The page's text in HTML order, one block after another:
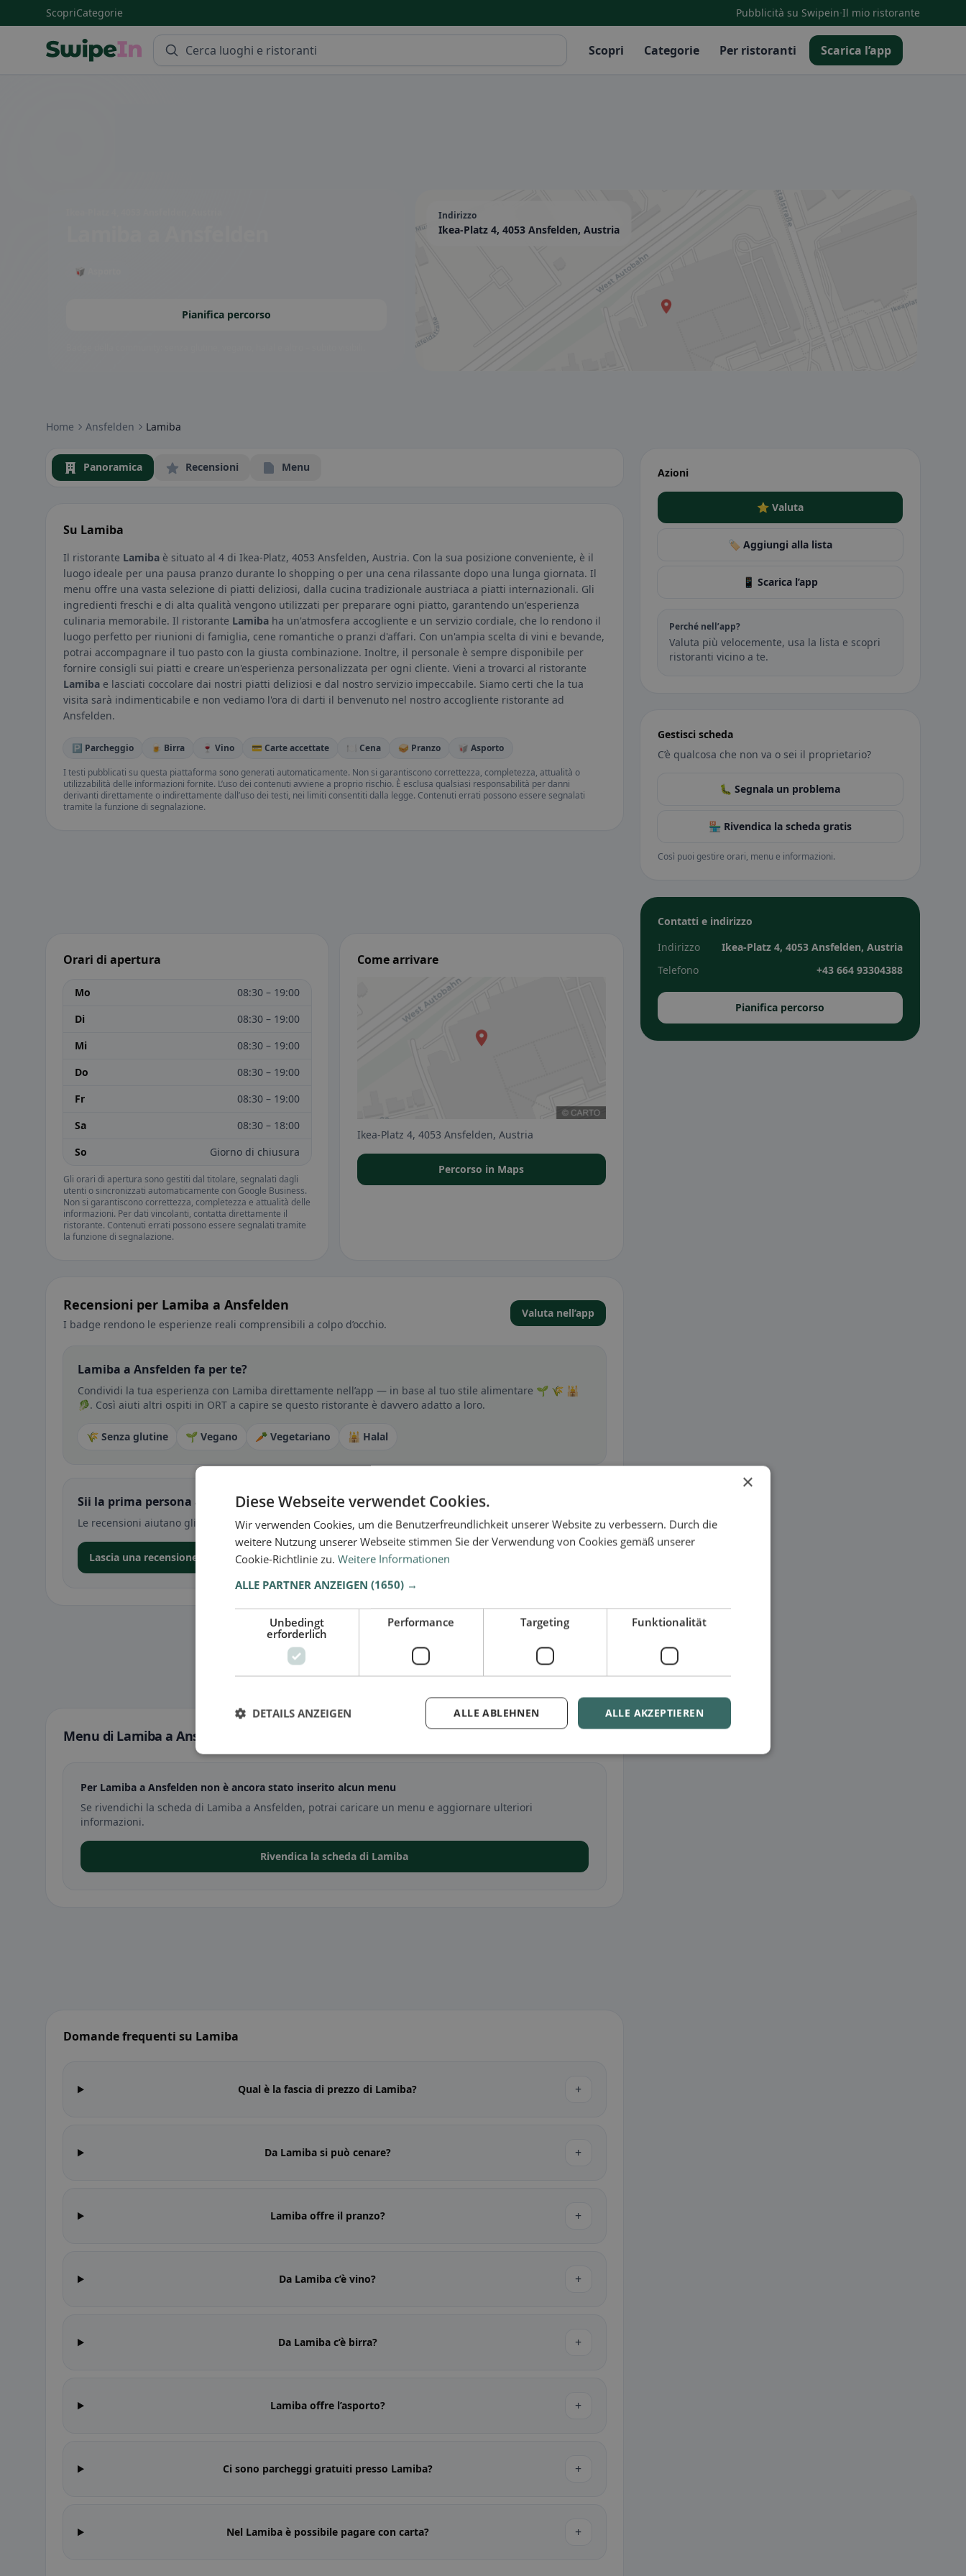
ScopriCategorie Pubblicità su Swipein·Il mio ristorante
Scopri Categorie Per ristoranti Scarica l’app
🥡 Asporto
Pianifica percorso
Indirizzo
Ikea-Platz 4, 4053 Ansfelden, Austria
Home Ansfelden Lamiba
Panoramica Recensioni Menu
Su Lamiba
Il ristorante Lamiba è situato al 4 di Ikea-Platz, 4053 Ansfelden, Austria. Con la sua posizione conveniente, è il
luogo ideale per una pausa pranzo durante lo shopping o per una cena rilassante dopo una lunga giornata. Il
menu offre una vasta selezione di piatti deliziosi, dalla cucina tradizionale austriaca a piatti internazionali. Gli
ingredienti freschi e di alta qualità vengono utilizzati per preparare ogni piatto, garantendo un'esperienza
culinaria memorabile. Il ristorante Lamiba ha un'atmosfera accogliente e un servizio cordiale, che lo rendono il
luogo perfetto per riunioni di famiglia, cene romantiche o pranzi d'affari. Con un'ampia scelta di vini e bevande,
potrai accompagnare il tuo pasto con la giusta combinazione. Inoltre, il personale è sempre disponibile per
fornire consigli sui piatti e creare un'esperienza personalizzata per ogni cliente. Vieni a trovarci al ristorante
Lamiba e lasciati coccolare dai nostri piatti deliziosi e dal nostro servizio impeccabile. Siamo certi che la tua
visita sarà indimenticabile e non vediamo l'ora di darti il benvenuto nel nostro accogliente ristorante ad
Ansfelden.
🅿️ Parcheggio 🍺 Birra 🍷 Vino 💳 Carte accettate 🍽️ Cena 🥪 Pranzo
🥡 Asporto
I testi pubblicati su questa piattaforma sono generati automaticamente. Non si garantiscono correttezza, completezza, attualità o
utilizzabilità delle informazioni fornite. L’uso dei contenuti avviene a proprio rischio. È esclusa qualsiasi responsabilità per danni
derivanti direttamente o indirettamente dall’uso dei testi, nei limiti consentiti dalla legge. Contenuti errati possono essere segnalati
tramite la funzione di segnalazione.
Orari di apertura
Mo
08:30 – 19:00
Di
08:30 – 19:00
Mi
08:30 – 19:00
Do
08:30 – 19:00
Fr
08:30 – 19:00
Sa
08:30 – 18:00
So
Giorno di chiusura
Gli orari di apertura sono gestiti dal titolare, segnalati dagli
utenti o sincronizzati automaticamente con Google Business.
Non si garantiscono correttezza, completezza e attualità delle
informazioni. Per dati vincolanti, contatta direttamente il
ristorante. Contenuti errati possono essere segnalati tramite
la funzione di segnalazione.
Come arrivare
Ikea-Platz 4, 4053 Ansfelden, Austria
Percorso in Maps
Recensioni per Lamiba a Ansfelden
I badge rendono le esperienze reali comprensibili a colpo d’occhio.
Valuta nell’app
Lamiba a Ansfelden fa per te?
Condividi la tua esperienza con Lamiba direttamente nell’app — in base al tuo stile alimentare 🌱 🌾 🕌
🥬. Così aiuti altri ospiti in ORT a capire se questo ristorante è davvero adatto a loro.
🌾 Senza glutine 🌱 Vegano 🥕 Vegetariano 🕌 Halal
Sii la prima persona a condividere la tua esperienza
Le recensioni aiutano gli altri a decidere — soprattutto per senza glutine, vegano, vegetariano o halal.
Lascia una recensione nell’app
Menu di Lamiba a Ansfelden
Per Lamiba a Ansfelden non è ancora stato inserito alcun menu
Se rivendichi la scheda di Lamiba a Ansfelden, potrai caricare un menu e aggiornare ulteriori
informazioni.
Rivendica la scheda di Lamiba
Domande frequenti su Lamiba
Qual è la fascia di prezzo di Lamiba? +
Da Lamiba si può cenare? +
Lamiba offre il pranzo? +
Da Lamiba c’è vino? +
Da Lamiba c’è birra? +
Lamiba offre l’asporto? +
Ci sono parcheggi gratuiti presso Lamiba? +
Nel Lamiba è possibile pagare con carta? +
Azioni
⭐ Valuta
🏷️ Aggiungi alla lista
📱 Scarica l’app
Perché nell’app?
Valuta più velocemente, usa la lista e scopri
ristoranti vicino a te.
Gestisci scheda
C’è qualcosa che non va o sei il proprietario?
🐛 Segnala un problema
🏪 Rivendica la scheda gratis
Così puoi gestire orari, menu e informazioni.
Contatti e indirizzo
Indirizzo
Ikea-Platz 4, 4053 Ansfelden, Austria
Telefono
+43 664 93304388
Pianifica percorso
×
Diese Webseite verwendet Cookies.
Wir verwenden Cookies, um die Benutzerfreundlichkeit unserer Website zu verbessern. Durch die
weitere Nutzung unserer Webseite stimmen Sie der Verwendung von Cookies gemäß unserer
Cookie-Richtlinie zu. Weitere Informationen
ALLE PARTNER ANZEIGEN (1650) →
Unbedingt
erforderlich
Performance Targeting Funktionalität
ALLE AKZEPTIEREN
ALLE ABLEHNEN
DETAILS ANZEIGEN